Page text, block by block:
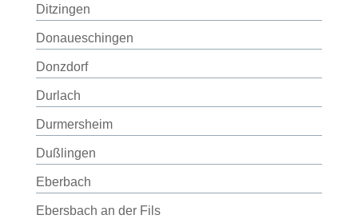
Ditzingen
Donaueschingen
Donzdorf
Durlach
Durmersheim
Dußlingen
Eberbach
Ebersbach an der Fils